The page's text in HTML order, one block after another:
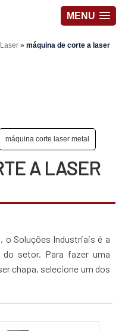
MENU
Laser»máquina de corte a laser
máquina corte laser metal
A LASER
o Soluções Industriais é a
setor. Para fazer uma
chapa, selecione um dos